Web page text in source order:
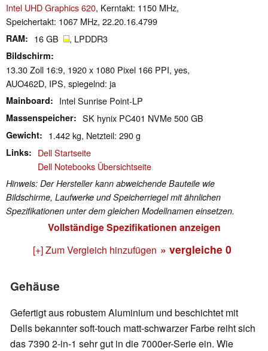
Intel UHD Graphics 620, Kerntakt: 1150 MHz,
Speichertakt: 1067 MHz, 22.20.16.4799
RAM 16 GB , LPDDR3
Bildschirm
13.30 Zoll 16:9, 1920 x 1080 Pixel 166 PPI, yes,
AUO462D, IPS, spiegelnd: ja
Mainboard Intel Sunrise Point-LP
Massenspeicher SK hynix PC401 NVMe 500 GB
Gewicht 1.442 kg, Netzteil: 290 g
Links
Dell Startseite
Dell Notebooks Übersichtseite
Hinweis: Der Hersteller kann abweichende Bauteile wie
Bildschirme, Laufwerke und Speicherriegel mit ähnlichen
Spezifikationen unter dem gleichen Modellnamen einsetzen.
Vollständige Spezifikationen anzeigen
[+] Zum Vergleich hinzufügen » vergleiche 0
Gehäuse
Gefertigt aus robustem Aluminium und beschichtet mit
Dells bekannter soft-touch matt-schwarzer Farbe reiht sich
das 7390 2-in-1 sehr gut in die 7000er-Serie ein. Wie